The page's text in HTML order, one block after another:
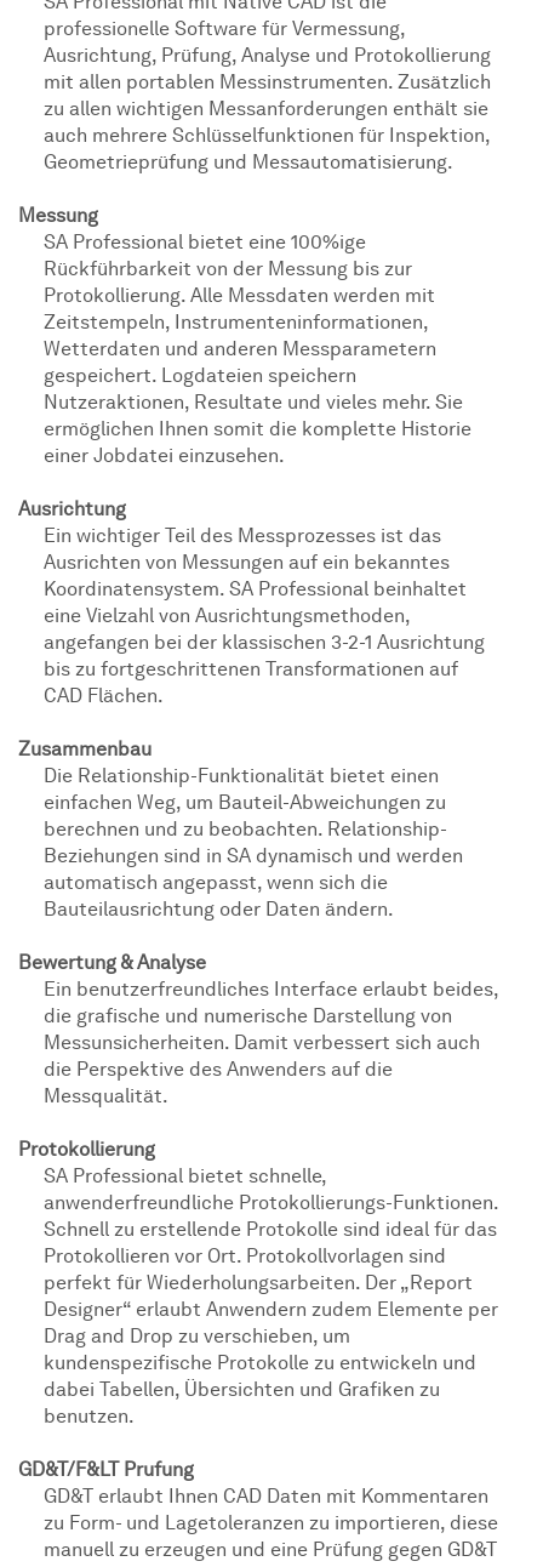
professionelle Software für Vermessung,
Ausrichtung, Prüfung, Analyse und Protokollierung
mit allen portablen Messinstrumenten. Zusätzlich
zu allen wichtigen Messanforderungen enthält sie
auch mehrere Schlüsselfunktionen für Inspektion,
Geometrieprüfung und Messautomatisierung.
Messung
SA Professional bietet eine 100%ige
Rückführbarkeit von der Messung bis zur
Protokollierung. Alle Messdaten werden mit
Zeitstempeln, Instrumenteninformationen,
Wetterdaten und anderen Messparametern
gespeichert. Logdateien speichern
Nutzeraktionen, Resultate und vieles mehr. Sie
ermöglichen Ihnen somit die komplette Historie
einer Jobdatei einzusehen.
Ausrichtung
Ein wichtiger Teil des Messprozesses ist das
Ausrichten von Messungen auf ein bekanntes
Koordinatensystem. SA Professional beinhaltet
eine Vielzahl von Ausrichtungsmethoden,
angefangen bei der klassischen 3-2-1 Ausrichtung
bis zu fortgeschrittenen Transformationen auf
CAD Flächen.
Zusammenbau
Die Relationship-Funktionalität bietet einen
einfachen Weg, um Bauteil-Abweichungen zu
berechnen und zu beobachten. Relationship-
Beziehungen sind in SA dynamisch und werden
automatisch angepasst, wenn sich die
Bauteilausrichtung oder Daten ändern.
Bewertung & Analyse
Ein benutzerfreundliches Interface erlaubt beides,
die grafische und numerische Darstellung von
Messunsicherheiten. Damit verbessert sich auch
die Perspektive des Anwenders auf die
Messqualität.
Protokollierung
SA Professional bietet schnelle,
anwenderfreundliche Protokollierungs-Funktionen.
Schnell zu erstellende Protokolle sind ideal für das
Protokollieren vor Ort. Protokollvorlagen sind
perfekt für Wiederholungsarbeiten. Der „Report
Designer“ erlaubt Anwendern zudem Elemente per
Drag and Drop zu verschieben, um
kundenspezifische Protokolle zu entwickeln und
dabei Tabellen, Übersichten und Grafiken zu
benutzen.
GD&T/F&LT Prufung
GD&T erlaubt Ihnen CAD Daten mit Kommentaren
zu Form- und Lagetoleranzen zu importieren, diese
manuell zu erzeugen und eine Prüfung gegen GD&T